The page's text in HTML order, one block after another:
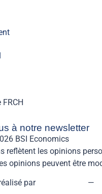
FRCH
à notre newsletter
BSI Economics
reflètent les opinions
opinions peuvent être
par —